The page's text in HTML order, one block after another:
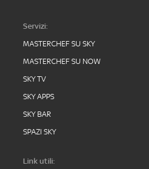
Servizi:
MASTERCHEF SU SKY
MASTERCHEF SU NOW
SKY TV
SKY APPS
SKY BAR
SPAZI SKY
Link utili: